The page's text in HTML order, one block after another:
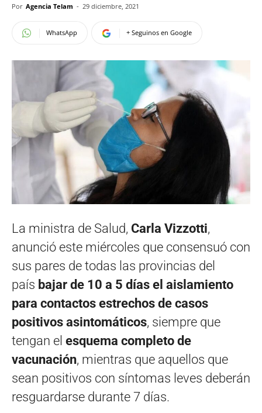
Por Agencia Telam - 29 diciembre, 2021
WhatsApp + Seguinos en Google
La ministra de Salud, Carla Vizzotti,
anunció este miércoles que consensuó con
sus pares de todas las provincias del
país bajar de 10 a 5 días el aislamiento
para contactos estrechos de casos
positivos asintomáticos, siempre que
tengan el esquema completo de
vacunación, mientras que aquellos que
sean positivos con síntomas leves deberán
resguardarse durante 7 días.